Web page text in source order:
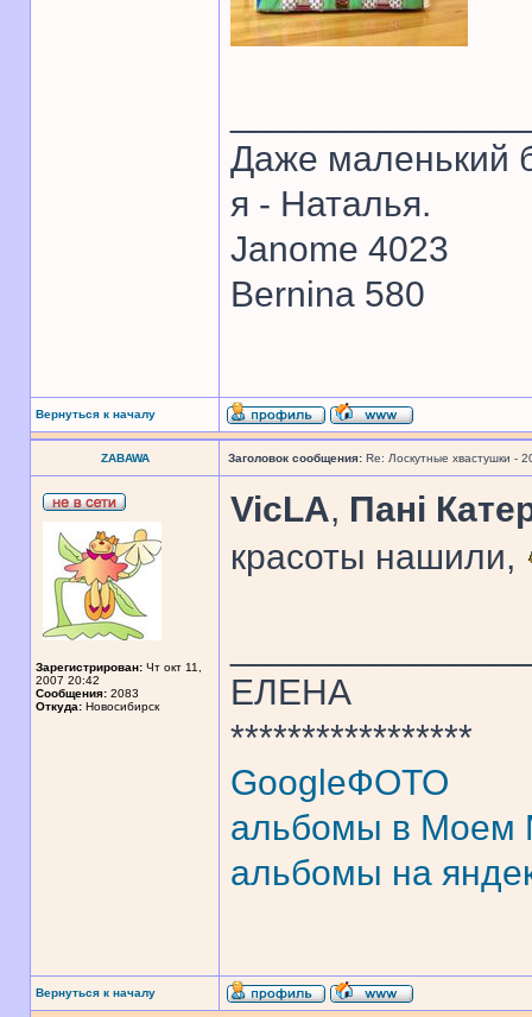
Даже маленький
я - Наталья.
Janome 4023
Bernina 580
Вернуться к началу
ZABAWA Заголовок сообщения: Re: Лоскутные хвастушки -
Зарегистрирован: Чт окт 11,
2007 20:42
Сообщения: 2083
Откуда: Новосибирск
VicLA, Панi
красоты нашили,
ЕЛЕНА
*****************
GoogleФОТО
альбомы в Моем
альбомы на
Вернуться к началу